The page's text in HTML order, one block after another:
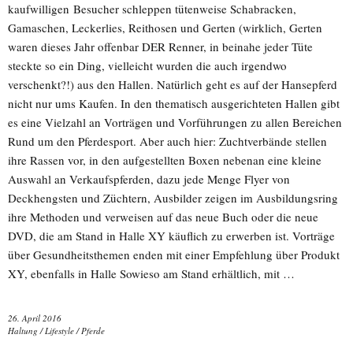
kaufwilligen Besucher schleppen tütenweise Schabracken,
Gamaschen, Leckerlies, Reithosen und Gerten (wirklich, Gerten
waren dieses Jahr offenbar DER Renner, in beinahe jeder Tüte
steckte so ein Ding, vielleicht wurden die auch irgendwo
verschenkt?!) aus den Hallen. Natürlich geht es auf der Hansepferd
nicht nur ums Kaufen. In den thematisch ausgerichteten Hallen gibt
es eine Vielzahl an Vorträgen und Vorführungen zu allen Bereichen
Rund um den Pferdesport. Aber auch hier: Zuchtverbände stellen
ihre Rassen vor, in den aufgestellten Boxen nebenan eine kleine
Auswahl an Verkaufspferden, dazu jede Menge Flyer von
Deckhengsten und Züchtern, Ausbilder zeigen im Ausbildungsring
ihre Methoden und verweisen auf das neue Buch oder die neue
DVD, die am Stand in Halle XY käuflich zu erwerben ist. Vorträge
über Gesundheitsthemen enden mit einer Empfehlung über Produkt
XY, ebenfalls in Halle Sowieso am Stand erhältlich, mit …
26. April 2016
Haltung /Lifestyle/Pferde